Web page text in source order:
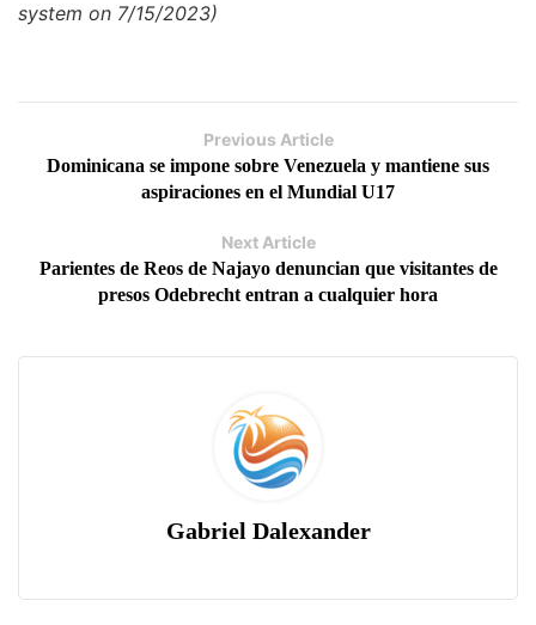
system on 7/15/2023)
Previous Article
Dominicana se impone sobre Venezuela y mantiene sus
aspiraciones en el Mundial U17
Next Article
Parientes de Reos de Najayo denuncian que visitantes de
presos Odebrecht entran a cualquier hora
Gabriel Dalexander